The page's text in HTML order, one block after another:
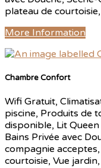
plateau de
More Information
Chambre Confort
Wifi Gratuit,
piscine, Produits de
disponible, Lit
Bains Privée avec
compagnie
courtoisie, Vue